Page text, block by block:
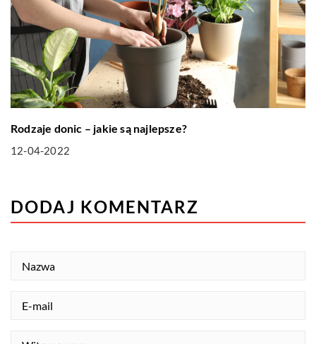
Rodzaje donic – jakie są najlepsze?
12-04-2022
DODAJ KOMENTARZ